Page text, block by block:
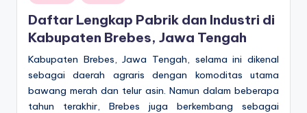
in
Daftar Lengkap Pabrik dan Industri di
Kabupaten Brebes, Jawa Tengah
Kabupaten Brebes, Jawa Tengah, selama ini dikenal
sebagai daerah agraris dengan komoditas utama
bawang merah dan telur asin. Namun dalam beberapa
tahun terakhir, Brebes juga berkembang sebagai